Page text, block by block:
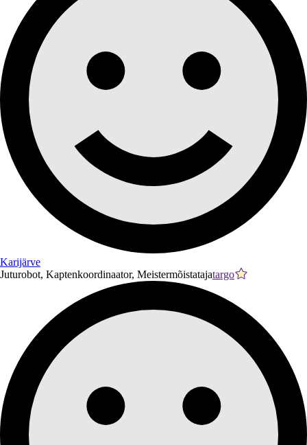
Karijärve
Juturobot, Kaptenkoordinaator, Meistermõistatajatargo